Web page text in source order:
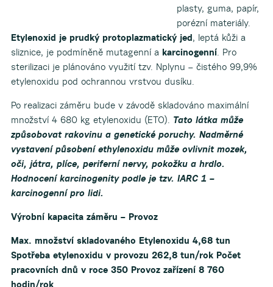
plasty, guma, papír,
porézní materiály.
Etylenoxid je prudký protoplazmatický jed, leptá kůži a
sliznice, je podmíněně mutagenní a karcinogenní. Pro
sterilizaci je plánováno využití tzv. Nplynu – čistého 99,9%
etylenoxidu pod ochrannou vrstvou dusíku.
Po realizaci záměru bude v závodě skladováno maximální
množství 4 680 kg etylenoxidu (ETO). Tato látka může
způsobovat rakovinu a genetické poruchy. Nadměrné
vystavení působení ethylenoxidu může ovlivnit mozek,
oči, játra, plíce, periferní nervy, pokožku a hrdlo.
Hodnocení karcinogenity podle je tzv. IARC 1 –
karcinogenní pro lidi.
Výrobní kapacita záměru – Provoz
Max. množství skladovaného Etylenoxidu 4,68 tun
Spotřeba etylenoxidu v provozu 262,8 tun/rok Počet
pracovních dnů v roce 350 Provoz zařízení 8 760
hodin/rok